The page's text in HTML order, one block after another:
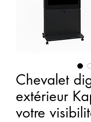
Chevalet
extérieur
votre